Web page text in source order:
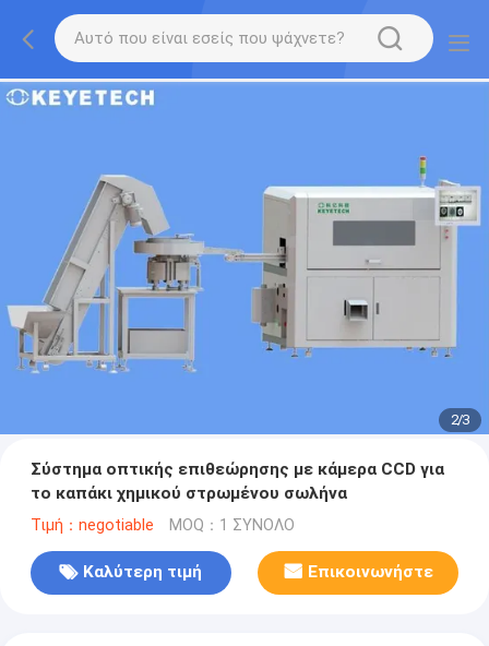
2/3
Σύστημα οπτικής επιθεώρησης με κάμερα CCD για
το καπάκι χημικού στρωμένου σωλήνα
Τιμή：negotiable MOQ：1 ΣΥΝΟΛΟ
Καλύτερη τιμή Επικοινωνήστε